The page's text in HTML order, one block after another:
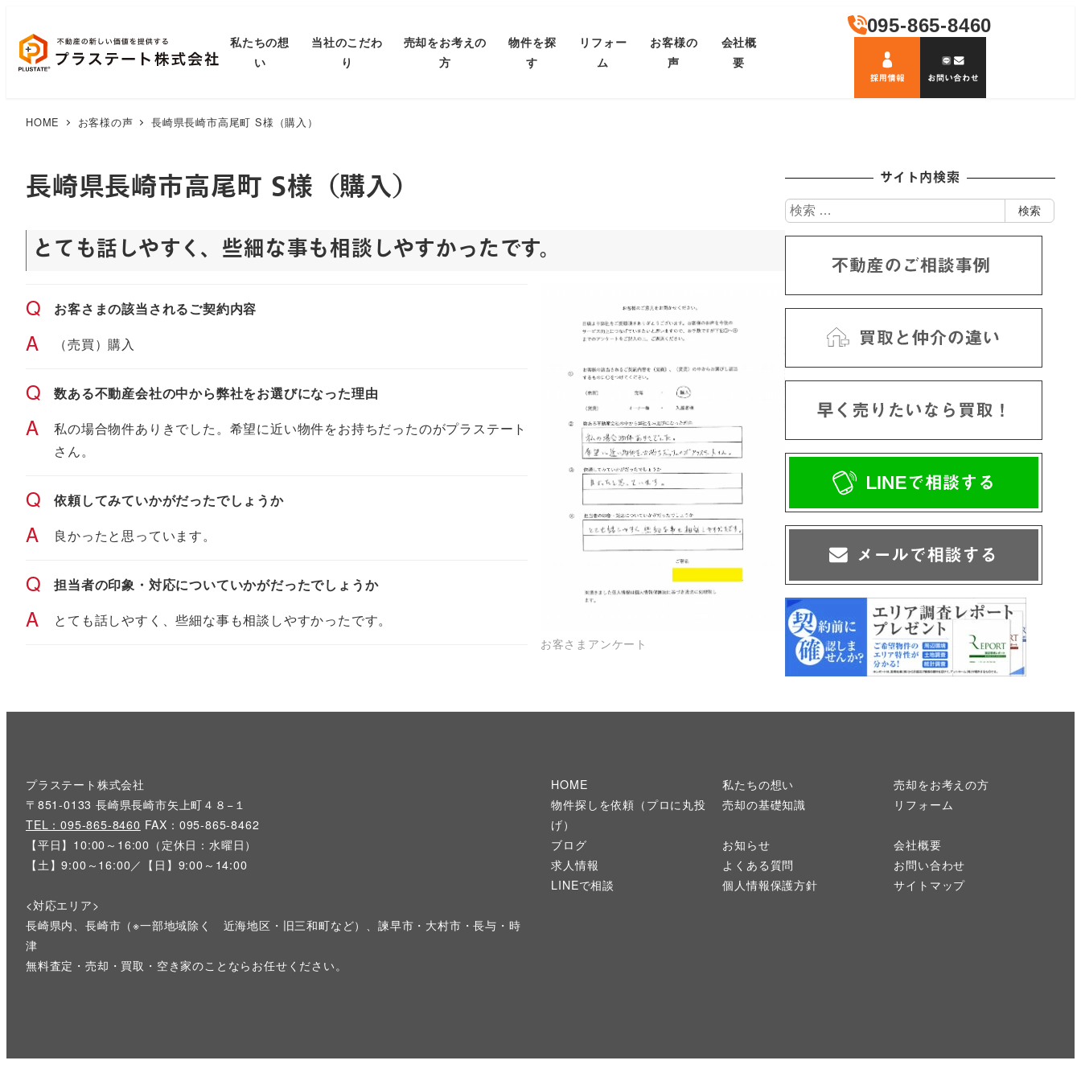
私たちの想
い
当社のこだわ
り
売却をお考えの
方
物件を探
す
リフォー
ム
お客様の
声
会社概
要
095-865-8460
HOME お客様の声 長崎県長崎市高尾町 S様（購入）
長崎県長崎市高尾町 S様（購入）
とても話しやすく、些細な事も相談しやすかったです。
Q お客さまの該当されるご契約内容
A （売買）購入
Q 数ある不動産会社の中から弊社をお選びになった理由
A
私の場合物件ありきでした。希望に近い物件をお持ちだったのがプラステート
さん。
Q 依頼してみていかがだったでしょうか
A 良かったと思っています。
Q 担当者の印象・対応についていかがだったでしょうか
A とても話しやすく、些細な事も相談しやすかったです。
お客さまアンケート
サイト内検索
検
索
検索
プラステート株式会社
〒851-0133 長崎県長崎市矢上町４８−１
TEL：095-865-8460 FAX：095-865-8462
【平日】10:00～16:00（定休日：水曜日）
【土】9:00～16:00／【日】9:00～14:00
<対応エリア>
長崎県内、長崎市（※一部地域除く 近海地区・旧三和町など）、諫早市・大村市・長与・時
津
無料査定・売却・買取・空き家のことならお任せください。
HOME 私たちの想い
売却をお考えの方
物件探しを依頼（プロに丸投
げ）
売却の基礎知識 リフォーム
ブログ お知らせ
会社概要
求人情報
よくある質問
お問い合わせ
LINEで相談
個人情報保護方針 サイトマップ